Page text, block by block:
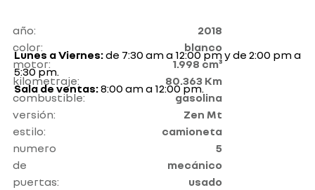
Lunes a Viernes:de 7:30 am a 12:00 pm y de 2:00 pm a
5:30 pm.
Sala de ventas:8:00 am a 12:00 pm.
año:
color:
motor:
kilometraje:
combustible:
versión:
estilo:
numero
de
puertas:
2018
blanco
1.998 cm³
80.363 Km
gasolina
Zen Mt
camioneta
5
mecánico
usado